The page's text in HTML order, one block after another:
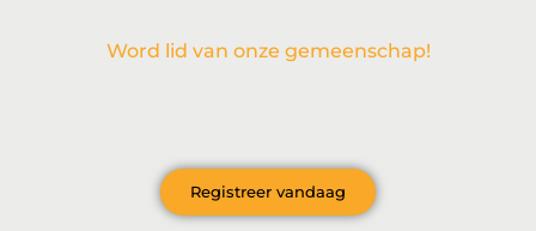
Word lid van onze gemeenschap!
Registreer vandaag